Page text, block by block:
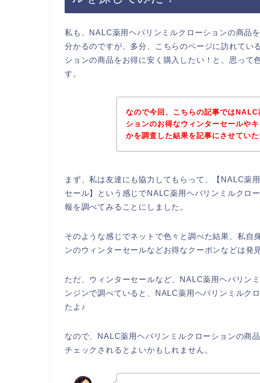
私も、NALC薬用ヘパリンミルクローションの商品
分かるのですが、多分、こちらのページに訪れてい
ションの商品をお得に安く購入したい！と、思って
す。
なので今回、こちらの記事では
ションのお得なウィンターセールや
かを調査した結果を記事にさせていた
まず、私は友達にも協力してもらって、【NALC薬
セール】という感じでNALC薬用ヘパリンミルクロ
報を調べてみることにしました。
そのような感じでネットで色々と調べた結果、私自
ンのウィンターセールなどお得なクーポンなどは発
ただ、ウィンターセールなど、NALC薬用ヘパリン
ンジンで調べていると、NALC薬用ヘパリンミルク
たよ♪
なので、NALC薬用ヘパリンミルクローションの商
チェックされるとよいかもしれません。